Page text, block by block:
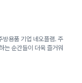
방용품 기업 네오플램. 주
는 순간들이 더욱 즐거워